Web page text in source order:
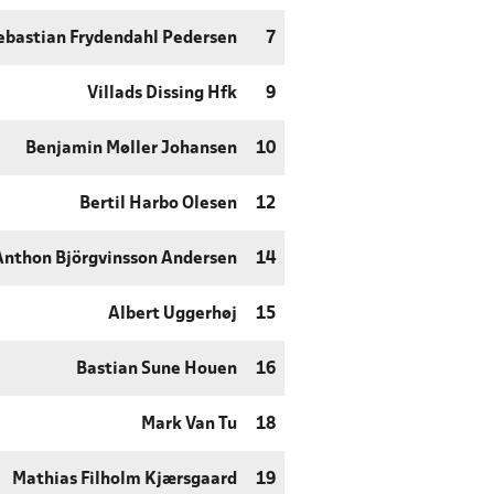
Frydendahl Pedersen 7
Villads Dissing Hfk 9
Benjamin Møller Johansen 10
Bertil Harbo Olesen 12
Björgvinsson Andersen 14
Albert Uggerhøj 15
Bastian Sune Houen 16
Mark Van Tu 18
Mathias Filholm Kjærsgaard 19